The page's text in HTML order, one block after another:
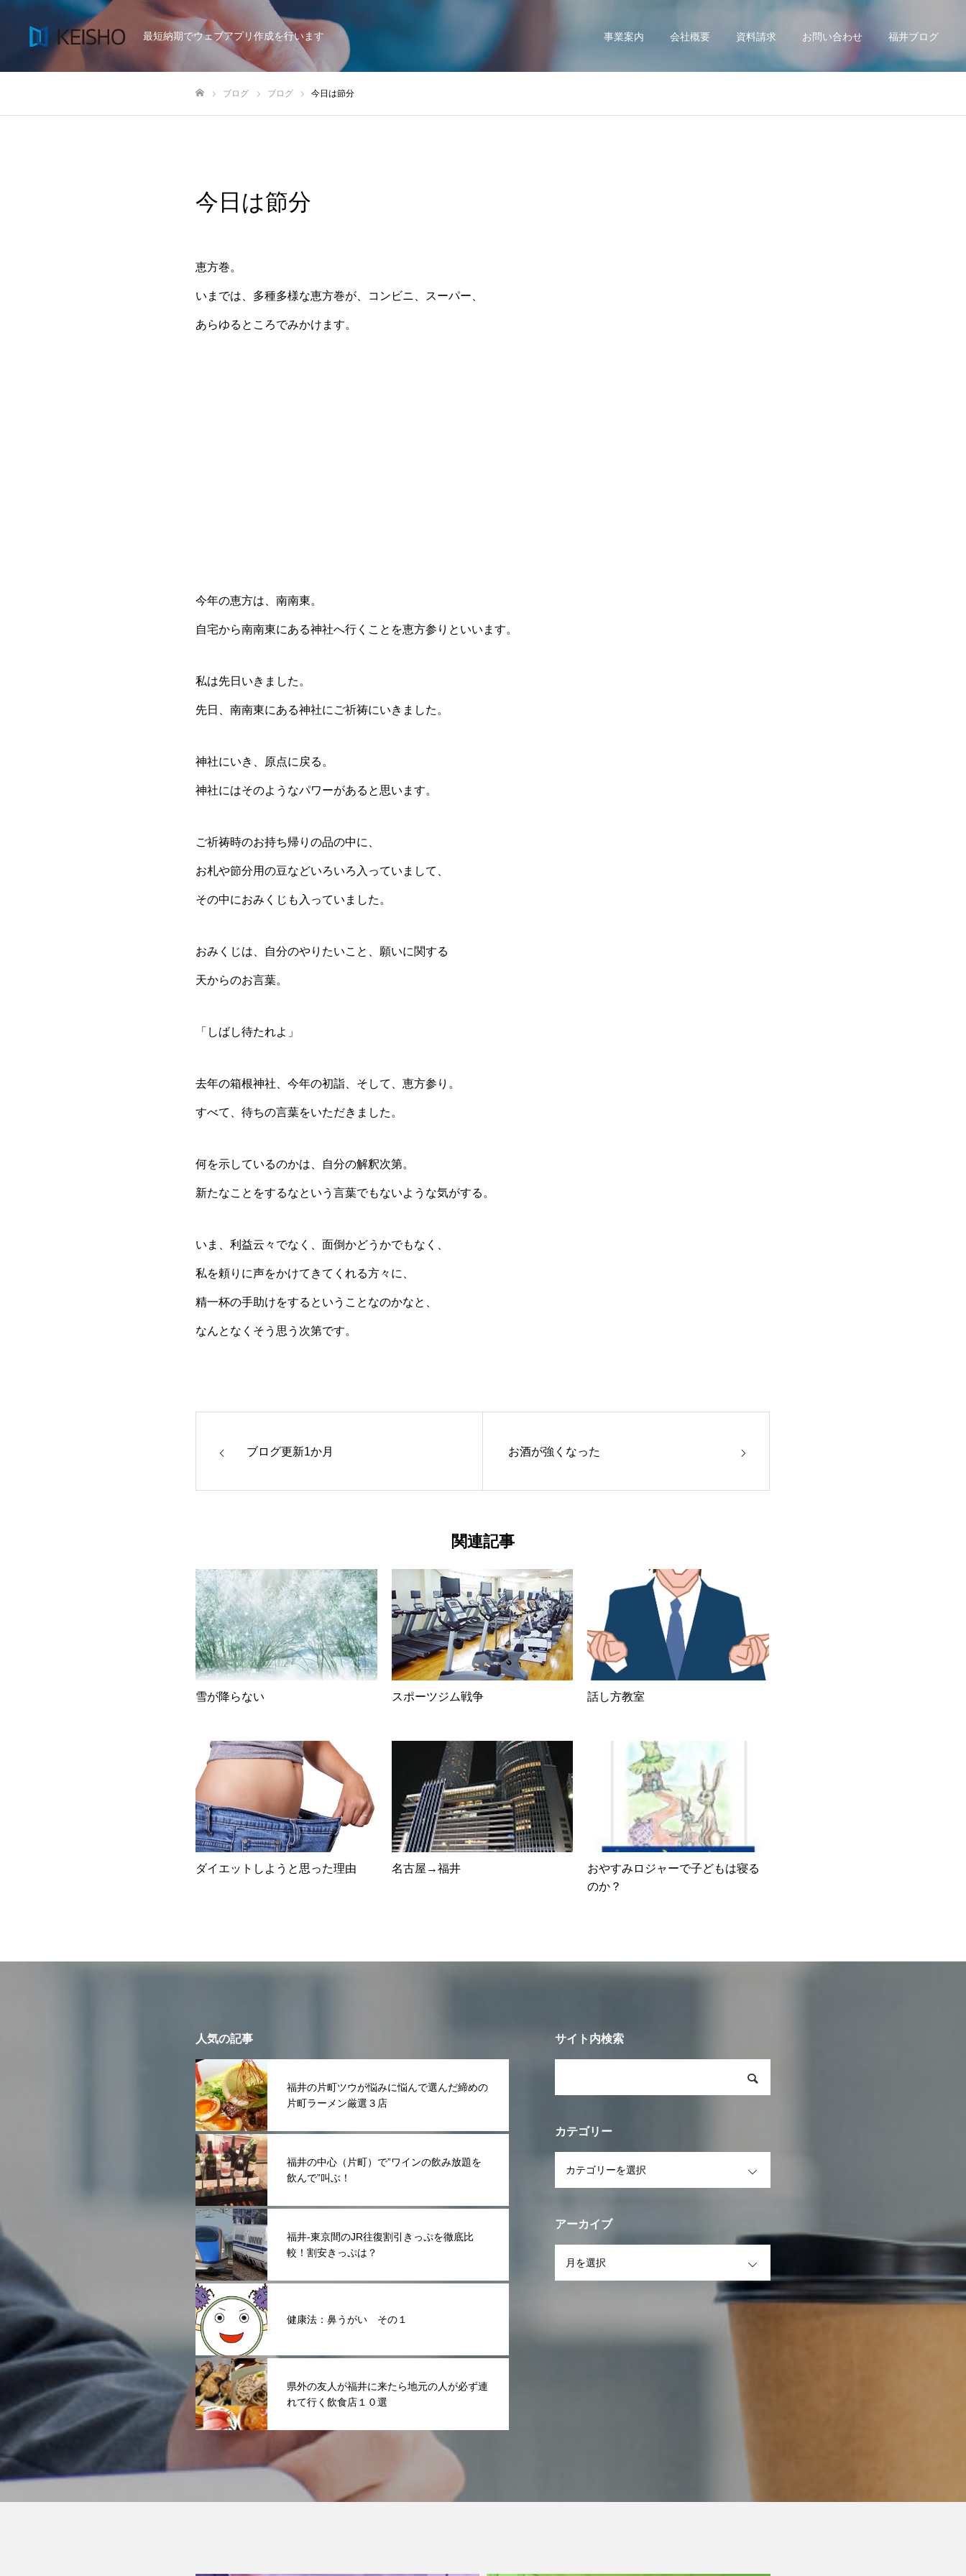
最短納期でウェブアプリ作成を行います 事業案内 会社概要 資料請求 お問い合わせ 福井ブログ
ブログ ブログ 今日は節分
今日は節分
恵方巻。
いまでは、多種多様な恵方巻が、コンビニ、スーパー、
あらゆるところでみかけます。
今年の恵方は、南南東。
自宅から南南東にある神社へ行くことを恵方参りといいます。
私は先日いきました。
先日、南南東にある神社にご祈祷にいきました。
神社にいき、原点に戻る。
神社にはそのようなパワーがあると思います。
ご祈祷時のお持ち帰りの品の中に、
お札や節分用の豆などいろいろ入っていまして、
その中におみくじも入っていました。
おみくじは、自分のやりたいこと、願いに関する
天からのお言葉。
「しばし待たれよ」
去年の箱根神社、今年の初詣、そして、恵方参り。
すべて、待ちの言葉をいただきました。
何を示しているのかは、自分の解釈次第。
新たなことをするなという言葉でもないような気がする。
いま、利益云々でなく、面倒かどうかでもなく、
私を頼りに声をかけてきてくれる方々に、
精一杯の手助けをするということなのかなと、
なんとなくそう思う次第です。
ブログ更新1か月 お酒が強くなった
関連記事
雪が降らない スポーツジム戦争 話し方教室
ダイエットしようと思った理由 名古屋→福井
おやすみロジャーで子どもは寝る
のか？
人気の記事
福井の片町ツウが悩みに悩んで選んだ締めの
片町ラーメン厳選３店
福井の中心（片町）で”ワインの飲み放題を
飲んで”叫ぶ！
福井-東京間のJR往復割引きっぷを徹底比
較！割安きっぷは？
健康法：鼻うがい その１
県外の友人が福井に来たら地元の人が必ず連
れて行く飲食店１０選
サイト内検索
カテゴリー
アーカイブ